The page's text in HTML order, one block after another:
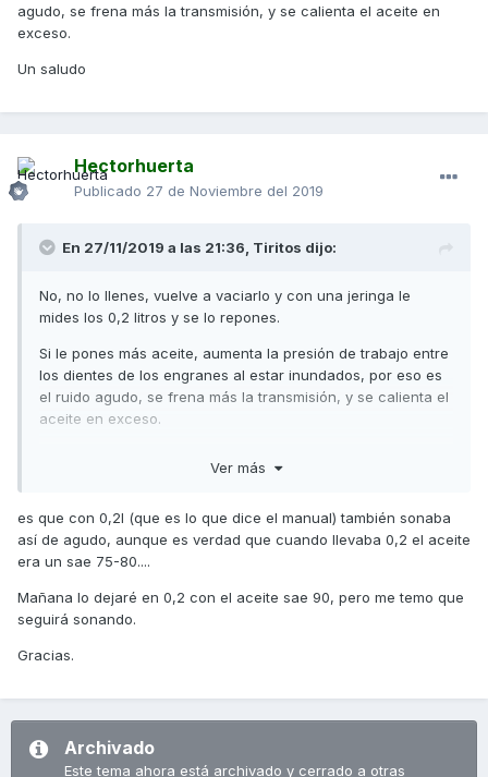
agudo, se frena más la transmisión, y se calienta el aceite en
exceso.
Un saludo
Hectorhuerta
Publicado 27 de Noviembre del 2019
En 27/11/2019 a las 21:36, Tiritos dijo:
No, no lo llenes, vuelve a vaciarlo y con una jeringa le
mides los 0,2 litros y se lo repones.
Si le pones más aceite, aumenta la presión de trabajo entre
los dientes de los engranes al estar inundados, por eso es
el ruido agudo, se frena más la transmisión, y se calienta el
aceite en exceso.
Ver más
es que con 0,2l (que es lo que dice el manual) también sonaba
así de agudo, aunque es verdad que cuando llevaba 0,2 el aceite
era un sae 75-80....
Mañana lo dejaré en 0,2 con el aceite sae 90, pero me temo que
seguirá sonando.
Gracias.
Archivado
Este tema ahora está archivado y cerrado a otras